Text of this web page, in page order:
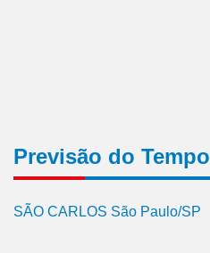
Previsão do Tempo
SÃO CARLOS São Paulo/SP